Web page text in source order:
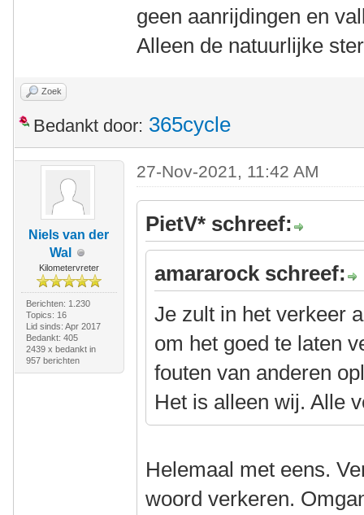
geen aanrijdingen en
Alleen de natuurlijke
Zoek
Bedankt door: 365cycle
Niels van der
Wal
Kilometervreter
Berichten: 1.230
Topics: 16
Lid sinds: Apr 2017
Bedankt: 405
2439 x bedankt in
957 berichten
27-Nov-2021, 11:42 AM
PietV* schreef:
amararock schreef:
Je zult in het verkeer
om het goed te laten
fouten van anderen
Het is alleen wij. Alle
Helemaal met eens.
woord verkeren.